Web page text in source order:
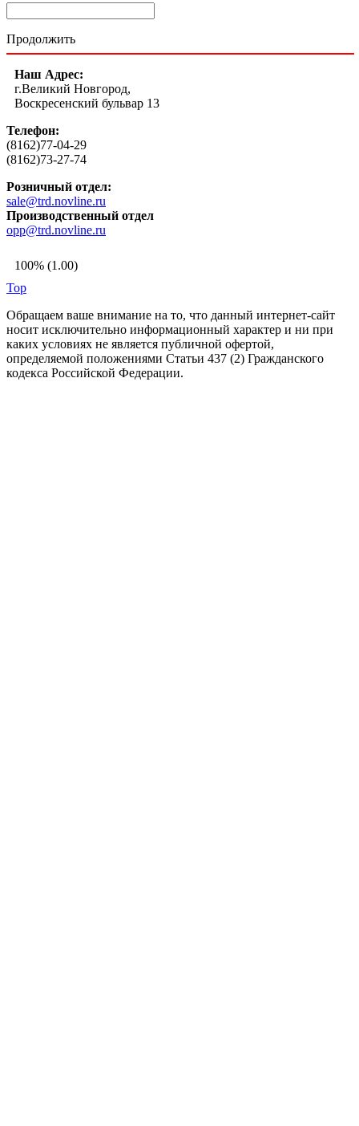
Продолжить
Наш Адрес:
г.Великий Новгород,
Воскресенский бульвар 13
Телефон:
(8162)77-04-29
(8162)73-27-74
Розничный отдел:
sale@trd.novline.ru
Производственный отдел
opp@trd.novline.ru
100% (1.00)
Top
Обращаем ваше внимание на то, что данный интернет-сайт
носит исключительно информационный характер и ни при
каких условиях не является публичной офертой,
определяемой положениями Статьи 437 (2) Гражданского
кодекса Российской Федерации.